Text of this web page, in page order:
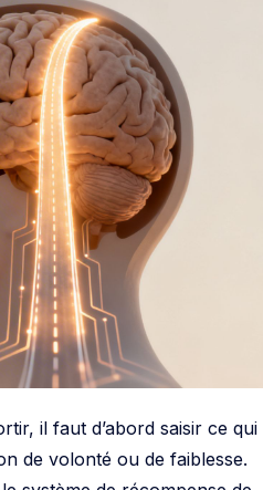
de volonté ou de faiblesse.
système de récompense de